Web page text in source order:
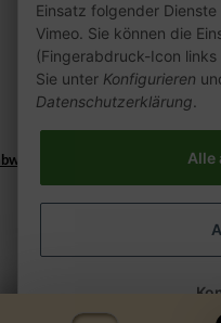
CRT Glasmundstück
Einhorn - blue
7,90 €*
Einsatz folgender
Vimeo. Sie können die
(Fingerabdruck-Icon
Sie unter Konfigurieren
Datenschutzerklärung.
Alle